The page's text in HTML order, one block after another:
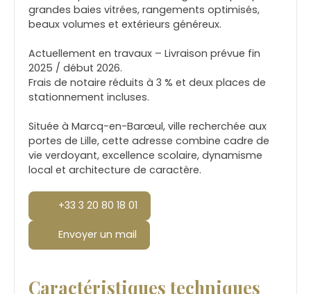
grandes baies vitrées, rangements optimisés,
beaux volumes et extérieurs généreux.
Actuellement en travaux – Livraison prévue fin
2025 / début 2026.
Frais de notaire réduits à 3 % et deux places de
stationnement incluses.
Située à Marcq-en-Barœul, ville recherchée aux
portes de Lille, cette adresse combine cadre de
vie verdoyant, excellence scolaire, dynamisme
local et architecture de caractère.
+33 3 20 80 18 01
Envoyer un mail
Caractéristiques techniques